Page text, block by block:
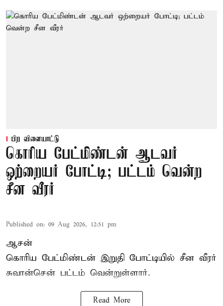
பிற விளையாட்டு
கொரிய பேட்மிண்டன் ஆடவர்
ஒற்றையர் போட்டி; பட்டம் வென்ற
சீன வீரர்
Published on: 09 Aug 2026, 12:51 pm
ஆசன்
கொரிய பேட்மிண்டன் இறுதி போட்டியில் சீன வீரர்
சுவான்சென் பட்டம் வென்றுள்ளார்.
Read More